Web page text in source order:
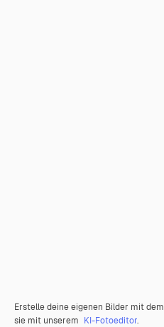
Erstelle deine eigenen Bilder mit dem
sie mit unserem KI-Fotoeditor.